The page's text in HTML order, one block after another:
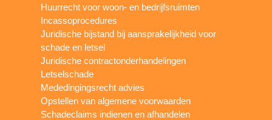
Huurrecht voor woon- en bedrijfsruimten
Incassoprocedures
Juridische bijstand bij aansprakelijkheid voor
schade en letsel
Juridische contractonderhandelingen
Letselschade
Mededingingsrecht advies
Opstellen van algemene voorwaarden
Schadeclaims indienen en afhandelen